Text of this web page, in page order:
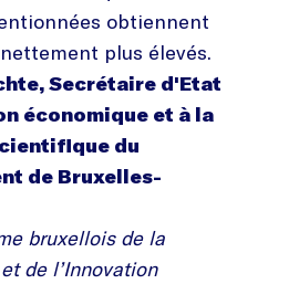
obtiennent
plus élevés.
Secrétaire d'Etat
économique et à la
du
de Bruxelles-
bruxellois de la
de l’Innovation